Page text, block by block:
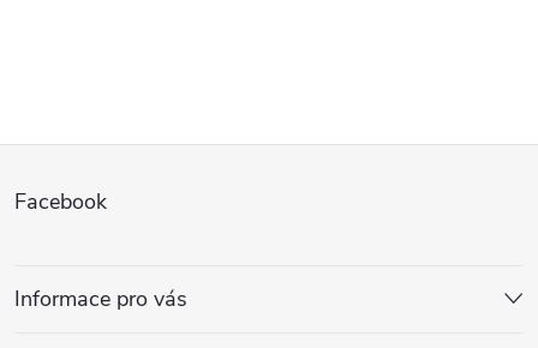
d
c
p
Facebook
Informace pro vás